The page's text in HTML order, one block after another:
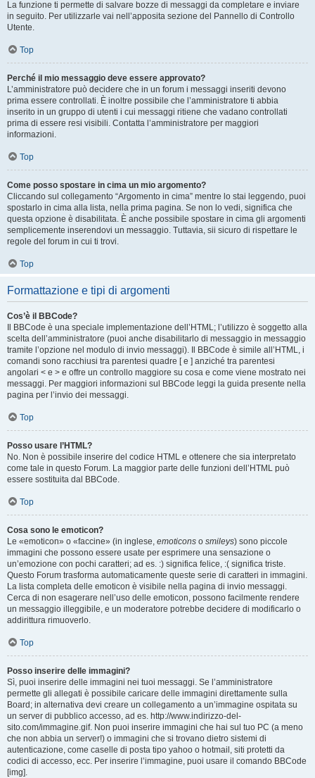
La funzione ti permette di salvare bozze di messaggi da completare e inviare
in seguito. Per utilizzarle vai nell’apposita sezione del Pannello di Controllo
Utente.
Top
Perché il mio messaggio deve essere approvato?
L’amministratore può decidere che in un forum i messaggi inseriti devono
prima essere controllati. È inoltre possibile che l’amministratore ti abbia
inserito in un gruppo di utenti i cui messaggi ritiene che vadano controllati
prima di essere resi visibili. Contatta l’amministratore per maggiori
informazioni.
Top
Come posso spostare in cima un mio argomento?
Cliccando sul collegamento “Argomento in cima” mentre lo stai leggendo, puoi
spostarlo in cima alla lista, nella prima pagina. Se non lo vedi, significa che
questa opzione è disabilitata. È anche possibile spostare in cima gli argomenti
semplicemente inserendovi un messaggio. Tuttavia, sii sicuro di rispettare le
regole del forum in cui ti trovi.
Top
Formattazione e tipi di argomenti
Cos’è il BBCode?
Il BBCode è una speciale implementazione dell’HTML; l’utilizzo è soggetto alla
scelta dell’amministratore (puoi anche disabilitarlo di messaggio in messaggio
tramite l’opzione nel modulo di invio messaggi). Il BBCode è simile all’HTML, i
comandi sono racchiusi tra parentesi quadre [ e ] anziché tra parentesi
angolari < e > e offre un controllo maggiore su cosa e come viene mostrato nei
messaggi. Per maggiori informazioni sul BBCode leggi la guida presente nella
pagina per l’invio dei messaggi.
Top
Posso usare l’HTML?
No. Non è possibile inserire del codice HTML e ottenere che sia interpretato
come tale in questo Forum. La maggior parte delle funzioni dell’HTML può
essere sostituita dal BBCode.
Top
Cosa sono le emoticon?
Le «emoticon» o «faccine» (in inglese, emoticons o smileys) sono piccole
immagini che possono essere usate per esprimere una sensazione o
un’emozione con pochi caratteri; ad es. :) significa felice, :( significa triste.
Questo Forum trasforma automaticamente queste serie di caratteri in immagini.
La lista completa delle emoticon è visibile nella pagina di invio messaggi.
Cerca di non esagerare nell’uso delle emoticon, possono facilmente rendere
un messaggio illeggibile, e un moderatore potrebbe decidere di modificarlo o
addirittura rimuoverlo.
Top
Posso inserire delle immagini?
Sì, puoi inserire delle immagini nei tuoi messaggi. Se l’amministratore
permette gli allegati è possibile caricare delle immagini direttamente sulla
Board; in alternativa devi creare un collegamento a un’immagine ospitata su
un server di pubblico accesso, ad es. http://www.indirizzo-del-
sito.com/immagine.gif. Non puoi inserire immagini che hai sul tuo PC (a meno
che non abbia un server!) o immagini che si trovano dietro sistemi di
autenticazione, come caselle di posta tipo yahoo o hotmail, siti protetti da
codici di accesso, ecc. Per inserire l’immagine, puoi usare il comando BBCode
[img].